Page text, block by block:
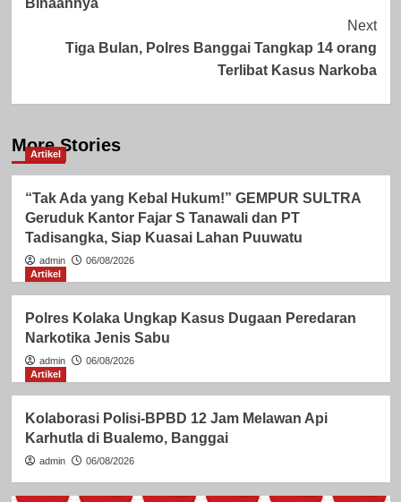
Next
Tiga Bulan, Polres Banggai Tangkap 14 orang
Terlibat Kasus Narkoba
More Stories
Artikel
“Tak Ada yang Kebal Hukum!” GEMPUR SULTRA
Geruduk Kantor Fajar S Tanawali dan PT
Tadisangka, Siap Kuasai Lahan Puuwatu
admin
06/08/2026
Artikel
Polres Kolaka Ungkap Kasus Dugaan Peredaran
Narkotika Jenis Sabu
admin
06/08/2026
Artikel
Kolaborasi Polisi-BPBD 12 Jam Melawan Api
Karhutla di Bualemo, Banggai
admin 06/08/2026